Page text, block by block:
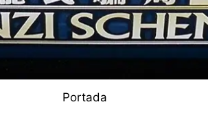
Portada